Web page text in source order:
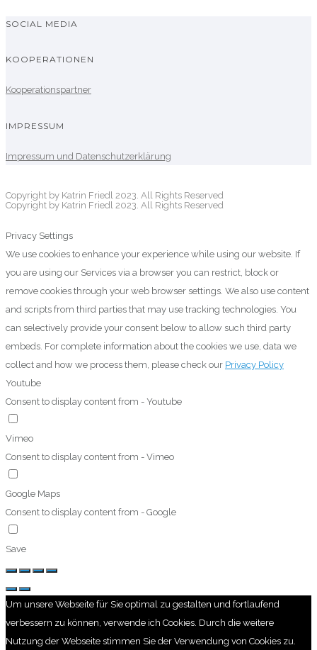
SOCIAL MEDIA
KOOPERATIONEN
Kooperationspartner
IMPRESSUM
Impressum und Datenschutzerklärung
Copyright by Katrin Friedl 2023. All Rights Reserved
Copyright by Katrin Friedl 2023. All Rights Reserved
Privacy Settings
We use cookies to enhance your experience while using our website. If
you are using our Services via a browser you can restrict, block or
remove cookies through your web browser settings. We also use content
and scripts from third parties that may use tracking technologies. You
can selectively provide your consent below to allow such third party
embeds. For complete information about the cookies we use, data we
collect and how we process them, please check our Privacy Policy
Youtube
Consent to display content from - Youtube
Vimeo
Consent to display content from - Vimeo
Google Maps
Consent to display content from - Google
Save
Um unsere Webseite für Sie optimal zu gestalten und fortlaufend
verbessern zu können, verwende ich Cookies. Durch die weitere
Nutzung der Webseite stimmen Sie der Verwendung von Cookies zu.